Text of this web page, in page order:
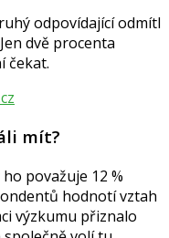
odpovídající odmítl
dvě procenta
čekat.
mít?
považuje 12 %
hodnotí vztah
výzkumu přiznalo